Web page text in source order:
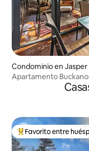
Condominio en Jasper
Apartamento
De los mejores en
Favorito entre